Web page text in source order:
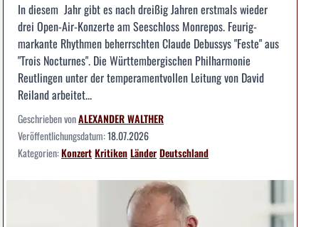
In diesem Jahr gibt es nach dreißig Jahren erstmals wieder
drei Open-Air-Konzerte am Seeschloss Monrepos. Feurig-
markante Rhythmen beherrschten Claude Debussys "Feste" aus
"Trois Nocturnes". Die Württembergischen Philharmonie
Reutlingen unter der temperamentvollen Leitung von David
Reiland arbeitet...
Geschrieben vonALEXANDER WALTHER
Veröffentlichungsdatum:18.07.2026
Kategorien:KonzertKritikenLänderDeutschland